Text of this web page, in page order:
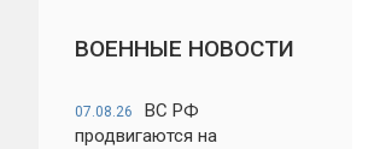
ВОЕННЫЕ НОВОСТИ
07.08.26
ВС РФ
продвигаются на